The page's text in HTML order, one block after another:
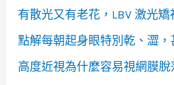
有散光又有老花，LBV 激光
點解每朝起身眼特別乾、澀，
高度近視為什麼容易視網膜脫